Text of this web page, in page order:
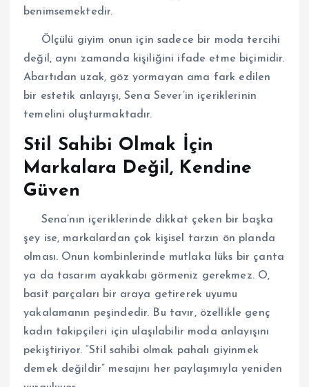
benimsemektedir.
Ölçülü giyim onun için sadece bir moda tercihi
değil, aynı zamanda kişiliğini ifade etme biçimidir.
Abartıdan uzak, göz yormayan ama fark edilen
bir estetik anlayışı, Sena Sever’in içeriklerinin
temelini oluşturmaktadır.
Stil Sahibi Olmak İçin
Markalara Değil, Kendine
Güven
Sena’nın içeriklerinde dikkat çeken bir başka
şey ise, markalardan çok kişisel tarzın ön planda
olması. Onun kombinlerinde mutlaka lüks bir çanta
ya da tasarım ayakkabı görmeniz gerekmez. O,
basit parçaları bir araya getirerek uyumu
yakalamanın peşindedir. Bu tavır, özellikle genç
kadın takipçileri için ulaşılabilir moda anlayışını
pekiştiriyor. “Stil sahibi olmak pahalı giyinmek
demek değildir” mesajını her paylaşımıyla yeniden